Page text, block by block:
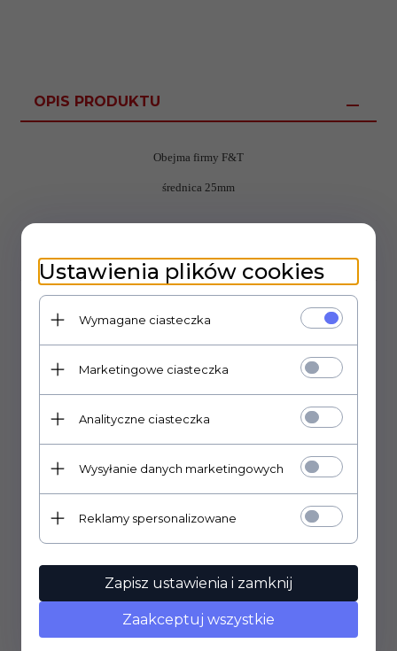
OPIS PRODUKTU
Obejma firmy F&T
średnica 25mm
OPINIE KLIENTÓW
Polecamy
62, PLN*
Ustawienia plików cookies
Wymagane ciasteczka
Marketingowe ciasteczka
Analityczne ciasteczka
Wysyłanie danych marketingowych
Reklamy spersonalizowane
Zapisz ustawienia i zamknij
Zaakceptuj wszystkie